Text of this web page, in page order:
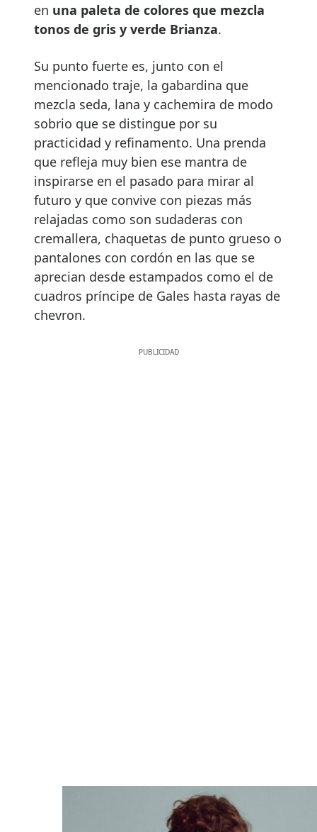
en una paleta de colores que mezcla
tonos de gris y verde Brianza.
Su punto fuerte es, junto con el
mencionado traje, la gabardina que
mezcla seda, lana y cachemira de modo
sobrio que se distingue por su
practicidad y refinamento. Una prenda
que refleja muy bien ese mantra de
inspirarse en el pasado para mirar al
futuro y que convive con piezas más
relajadas como son sudaderas con
cremallera, chaquetas de punto grueso o
pantalones con cordón en las que se
aprecian desde estampados como el de
cuadros príncipe de Gales hasta rayas de
chevron.